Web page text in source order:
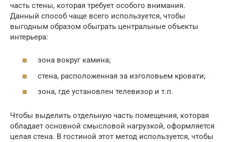
часть стены, которая требует особого внимания.
Данный способ чаще всего используется, чтобы
выгодным образом обыграть центральные объекты
интерьера:
зона вокруг камина;
стена, расположенная за изголовьем кровати;
зона, где установлен телевизор и т.п.
Чтобы выделить отдельную часть помещения, которая
обладает основной смысловой нагрузкой, оформляется
целая стена. В гостиной этот метод используется, чтобы